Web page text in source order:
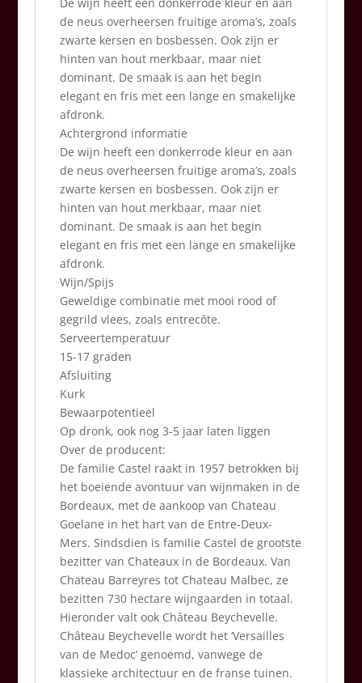
de neus overheersen fruitige aroma’s, zoals
zwarte kersen en bosbessen. Ook zijn er
hinten van hout merkbaar, maar niet
dominant. De smaak is aan het begin
elegant en fris met een lange en smakelijke
afdronk.
Achtergrond informatie
De wijn heeft een donkerrode kleur en aan
de neus overheersen fruitige aroma’s, zoals
zwarte kersen en bosbessen. Ook zijn er
hinten van hout merkbaar, maar niet
dominant. De smaak is aan het begin
elegant en fris met een lange en smakelijke
afdronk.
Wijn/Spijs
Geweldige combinatie met mooi rood of
gegrild vlees, zoals entrecôte.
Serveertemperatuur
15-17 graden
Afsluiting
Kurk
Bewaarpotentieel
Op dronk, ook nog 3-5 jaar laten liggen
Over de producent:
De familie Castel raakt in 1957 betrokken bij
het boeiende avontuur van wijnmaken in de
Bordeaux, met de aankoop van Chateau
Goelane in het hart van de Entre-Deux-
Mers. Sindsdien is familie Castel de grootste
bezitter van Chateaux in de Bordeaux. Van
Chateau Barreyres tot Chateau Malbec, ze
bezitten 730 hectare wijngaarden in totaal.
Hieronder valt ook Château Beychevelle.
Château Beychevelle wordt het ‘Versailles
van de Medoc’ genoemd, vanwege de
klassieke architectuur en de franse tuinen.